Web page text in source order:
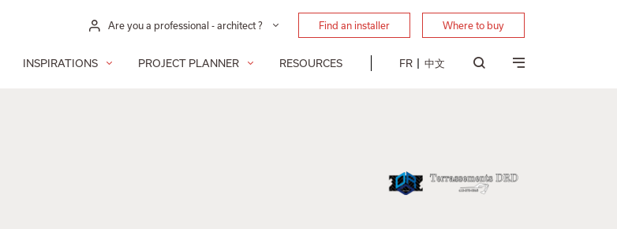
Are you a professional - architect ? Find an installer Where to buy
INSPIRATIONS PROJECT PLANNER RESOURCES FR 中文